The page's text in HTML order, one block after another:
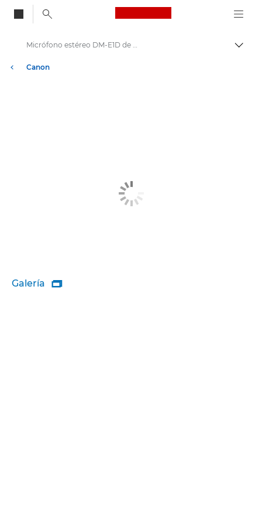
Canon Logo, back
Canon
Micrófono estéreo DM-E1D de Canon
Galería 